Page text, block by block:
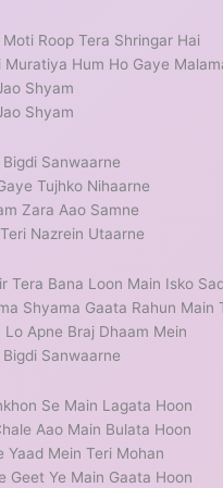
Roop Tera Shringar Hai
Muratiya Hum Ho Gaye
Shyam
Shyam
Sanwaarne
Tujhko Nihaarne
Zara Aao Samne
Nazrein Utaarne
Tera Bana Loon Main Isko
Shyama Gaata Rahun Main
Apne Braj Dhaam Mein
Sanwaarne
Se Main Lagata Hoon
Aao Main Bulata Hoon
Yaad Mein Teri Mohan
Geet Ye Main Gaata Hoon